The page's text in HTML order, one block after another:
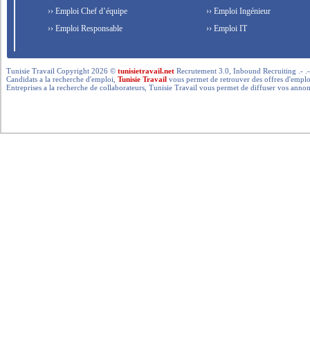
›› Emploi Chef d’équipe
›› Emploi Responsable
›› Emploi Ingénieur
›› Emploi IT
Tunisie Travail Copyright 2026 ©tunisietravail.net Recrutement 3.0, Inbound Recruiting .-
Candidats a la recherche d'emploi,Tunisie Travail vous permet de retrouver des offres
Entreprises a la recherche de collaborateurs, Tunisie Travail vous permet de diffuser vos